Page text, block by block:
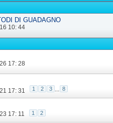
DI GUADAGNO
10: 44
17: 28
17: 31 1 2 3 ... 8
17: 11 1 2